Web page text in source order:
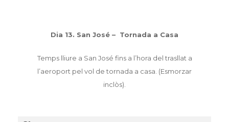
Dia 13. San José – Tornada a Casa
Temps lliure a San José fins a l’hora del trasllat a
l’aeroport pel vol de tornada a casa. (Esmorzar
inclòs).